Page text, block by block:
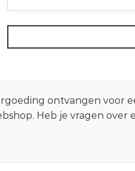
ontvangen voor
Heb je vragen